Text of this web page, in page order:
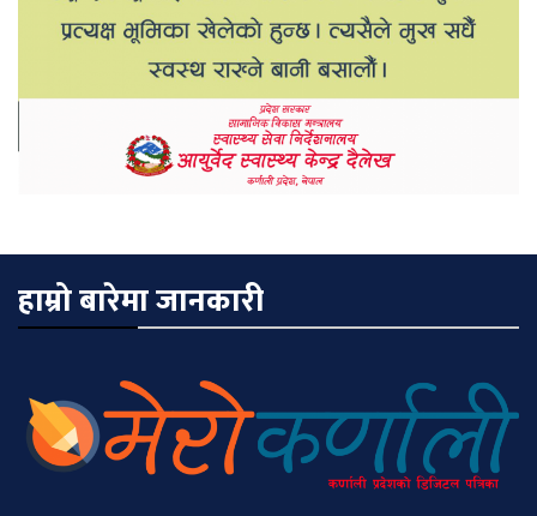
हाम्रो बारेमा जानकारी